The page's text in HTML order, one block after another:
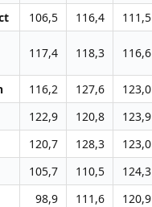
106,5 116,4 111,5
117,4 118,3 116,6
116,2 127,6 123,0
122,9 120,8 123,9
120,7 128,3 123,0
105,7 110,5 124,3
98,9 111,6 120,9